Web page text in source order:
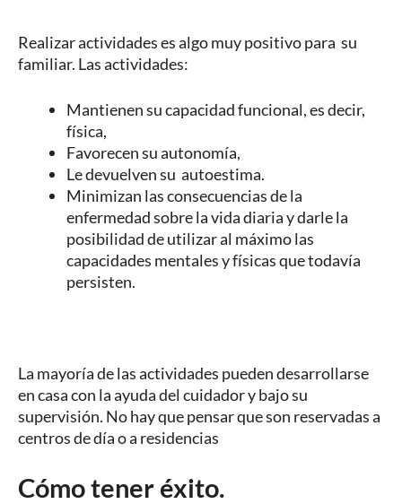
Realizar actividades es algo muy positivo para su
familiar. Las actividades:
Mantienen su capacidad funcional, es decir,
física,
Favorecen su autonomía,
Le devuelven su autoestima.
Minimizan las consecuencias de la
enfermedad sobre la vida diaria y darle la
posibilidad de utilizar al máximo las
capacidades mentales y físicas que todavía
persisten.
La mayoría de las actividades pueden desarrollarse
en casa con la ayuda del cuidador y bajo su
supervisión. No hay que pensar que son reservadas a
centros de día o a residencias
Cómo tener éxito.